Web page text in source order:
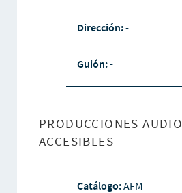
Dirección:-
Guión:-
PRODUCCIONES
ACCESIBLES
Catálogo:AFM